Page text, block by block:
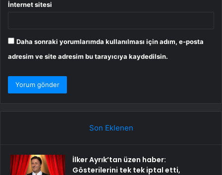
İnternet sitesi
Daha sonraki yorumlarımda kullanılması için adım, e-posta
adresim ve site adresim bu tarayıcıya kaydedilsin.
Son Eklenen
İlker Ayrık’tan üzen haber:
Gösterilerini tek tek iptal etti,